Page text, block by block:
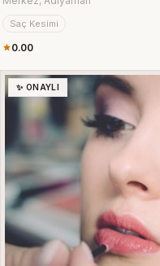
Saç Kesimi
0.00
✨ ONAYLI